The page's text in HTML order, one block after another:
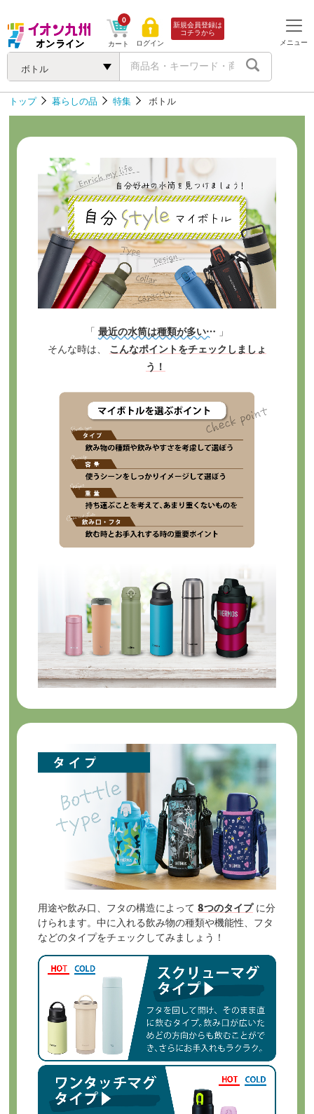
ボトル
カート
0
ログイン
新規会員登録は
コチラから
メニュー
トップ 暮らしの品 特集 ボトル
「 最近の水筒は種類が多い… 」
そんな時は、
こんなポイントをチェックしましょ
う！
用途や飲み口、フタの構造によって 8つのタイプ に分
けられます。中に入れる飲み物の種類や機能性、フタ
などのタイプをチェックしてみましょう！